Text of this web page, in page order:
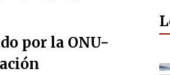
por la ONU-